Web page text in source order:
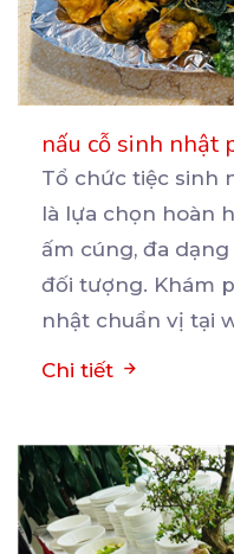
nấu cỗ sinh nhật
Tổ chức tiệc sinh
là lựa chọn hoàn
ấm cúng, đa dạng
đối tượng. Khám
nhật chuẩn vị tại
Chi tiết